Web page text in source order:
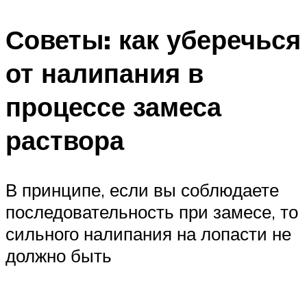
Советы: как уберечься
от налипания в
процессе замеса
раствора
В принципе, если вы соблюдаете
последовательность при замесе, то
сильного налипания на лопасти не
должно быть